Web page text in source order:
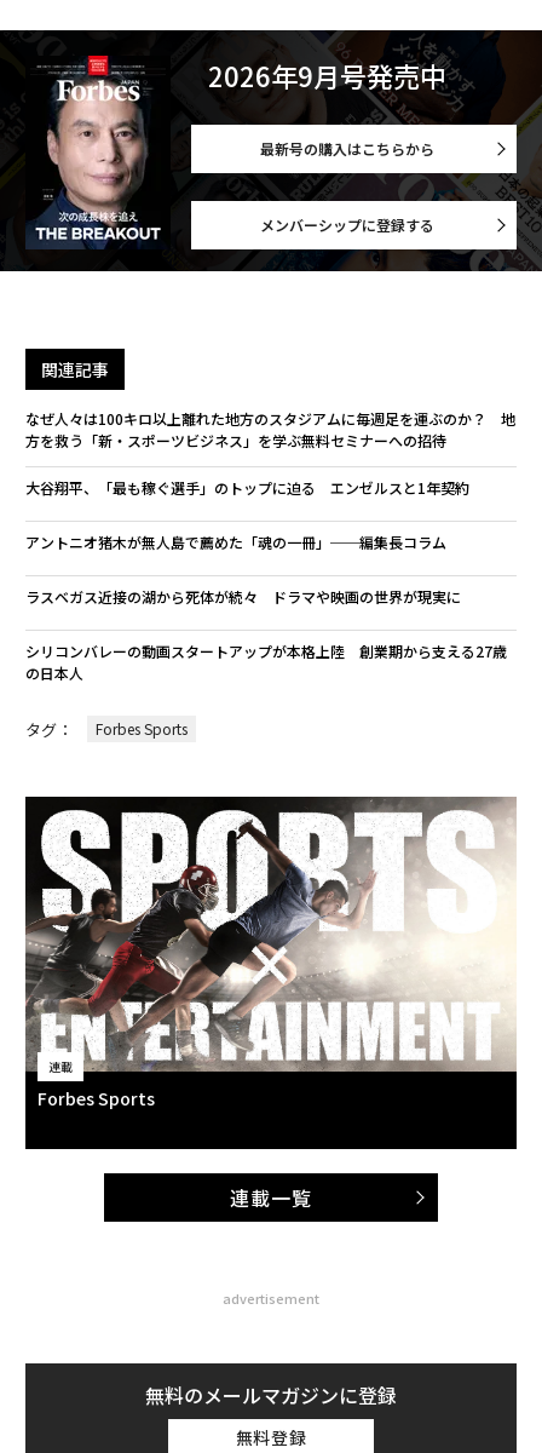
2026年9月号発売中
最新号の購入はこちらから
メンバーシップに登録する
関連記事
なぜ人々は100キロ以上離れた地方のスタジアムに毎週足を運ぶのか？ 地
方を救う「新・スポーツビジネス」を学ぶ無料セミナーへの招待
大谷翔平、「最も稼ぐ選手」のトップに迫る エンゼルスと1年契約
アントニオ猪木が無人島で薦めた「魂の一冊」──編集長コラム
ラスベガス近接の湖から死体が続々 ドラマや映画の世界が現実に
シリコンバレーの動画スタートアップが本格上陸 創業期から支える27歳
の日本人
タグ： Forbes Sports
連載
Forbes Sports
連載一覧
advertisement
無料のメールマガジンに登録
無料登録